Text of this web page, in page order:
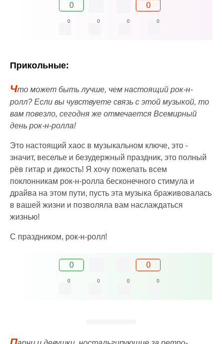
0 0
0 0 0 0
Прикольные:
Что может быть лучше, чем настоящий рок-н-
ролл? Если вы чувствуете связь с этой музыкой, то
вам повезло, сегодня же отмечается Всемирный
день рок-н-ролла!
Это настоящий хаос в музыкальном ключе, это -
значит, веселье и безудержный праздник, это полный
рёв гитар и дикость! Я хочу пожелать всем
поклонникам рок-н-ролла бесконечного стимула и
драйва на этом пути, пусть эта музыка браживовалась
в вашей жизни и позволяла вам наслаждаться
жизнью!
С праздником, рок-н-ролл!
0 0
0 0 0 0
П